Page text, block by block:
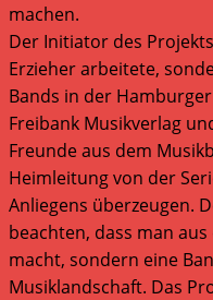
machen.
Der Initiator des
Erzieher arbeitete,
Bands in der
Freibank Musikverlag
Freunde aus dem
Heimleitung von der
Anliegens überzeugen.
beachten, dass man
macht, sondern eine
Musiklandschaft. Das